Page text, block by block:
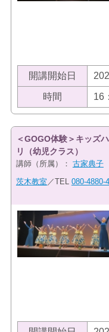
開講開始日
時間 16
＜GOGO体験＞キッズ
リ（幼児クラス）
講師（所属）： 古家典子
茨木教室 ／TEL 080-4880-